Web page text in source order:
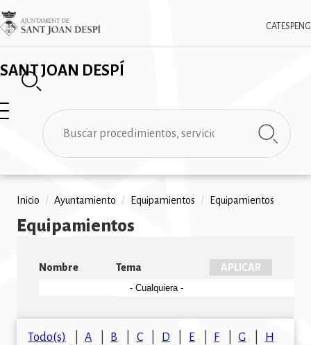
Pasar
al
contenido
SANT JOAN DESPÍ
CAT ESPENG
Imatge
✕
Buscar
Ruta
de
Inicio / Ayuntamiento / Equipamientos / Equipamientos
Equipamientos
Nombre Tema
Todo(s) A B C D E F G
H